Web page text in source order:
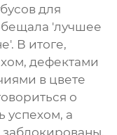
для
'лучшее
В итоге,
дефектами
в цвете
о
успехом, а